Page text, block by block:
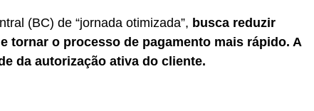
(BC) de “jornada otimizada”, busca reduzir
tornar o processo de pagamento mais rápido. A
da autorização ativa do cliente.